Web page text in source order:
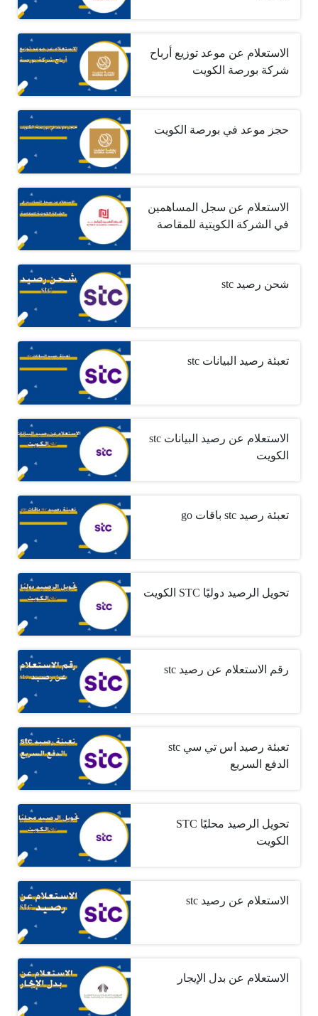
الاستعلام عن موعد توزيع أرباح
شركة بورصة الكويت
حجز موعد في بورصة الكويت
الاستعلام عن سجل المساهمين
في الشركة الكويتية للمقاصة
شحن رصيد stc
تعبئة رصيد البيانات stc
الاستعلام عن رصيد البيانات stc
الكويت
تعبئة رصيد stc باقات go
تحويل الرصيد دوليًا STC الكويت
رقم الاستعلام عن رصيد stc
تعبئة رصيد اس تي سي stc
الدفع السريع
تحويل الرصيد محليًا STC
الكويت
الاستعلام عن رصيد stc
الاستعلام عن بدل الإيجار